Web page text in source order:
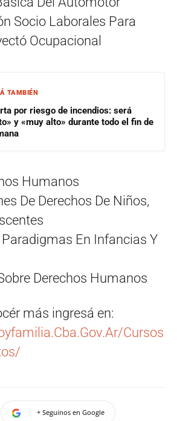
Socio Laborales Para
Ocupacional
TAMBIÉN
por riesgo de incendios: será
y «muy alto» durante todo el fin de
Humanos
De Derechos De Niños,
En Infancias Y
Derechos Humanos
más ingresá en:
Cursos
+ Seguinos en Google